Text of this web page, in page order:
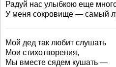
Радуй нас улыбкою еще
У меня сокровище — самый
Мой дед так любит слушать
Мои стихотворения,
Мы вместе сядем кушать —